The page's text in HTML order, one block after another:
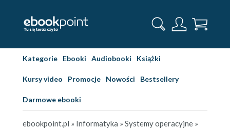
Kategorie Ebooki Audiobooki Książki
Kursy video Promocje Nowości Bestsellery
Darmowe ebooki
ebookpoint.pl » Informatyka » Systemy operacyjne »